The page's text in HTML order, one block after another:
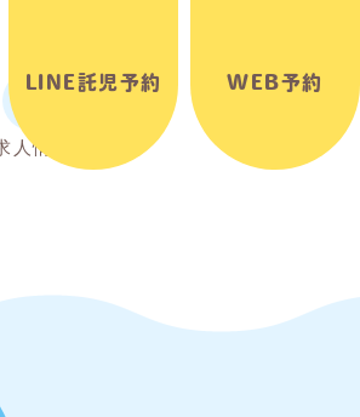
人情報
LINE託児予約 WEB予約